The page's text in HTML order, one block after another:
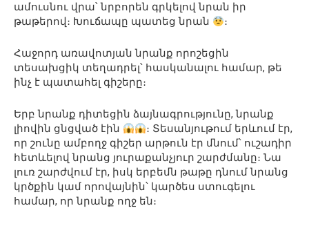
ամուսնու վրա՝ նրբորեն գրկելով նրան իր
թաթերով։ Խուճապը պատեց նրան
։
Հաջորդ առավոտյան նրանք որոշեցին
տեսախցիկ տեղադրել՝ հասկանալու համար, թե
ինչ է պատահել գիշերը։
Երբ նրանք դիտեցին ձայնագրությունը, նրանք
լիովին ցնցված էին
։ Տեսանյութում երևում էր,
որ շունը ամբողջ գիշեր արթուն էր մնում՝ ուշադիր
հետևելով նրանց յուրաքանչյուր շարժմանը։ Նա
լուռ շարժվում էր, իսկ երբեմն թաթը դնում նրանց
կրծքին կամ որովայնին՝ կարծես ստուգելու
համար, որ նրանք ողջ են։